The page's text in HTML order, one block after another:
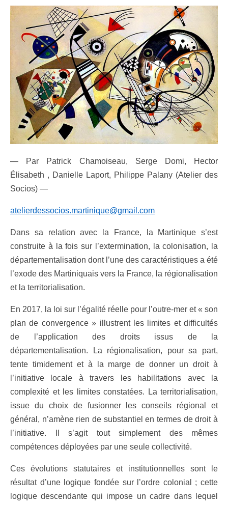
— Par Patrick Chamoiseau, Serge Domi, Hector
Élisabeth , Danielle Laport, Philippe Palany (Atelier des
Socios) —
atelierdessocios.martinique@gmail.com
Dans sa relation avec la France, la Martinique s’est
construite à la fois sur l’extermination, la colonisation, la
départementalisation dont l’une des caractéristiques a été
l’exode des Martiniquais vers la France, la régionalisation
et la territorialisation.
En 2017, la loi sur l’égalité réelle pour l’outre-mer et « son
plan de convergence » illustrent les limites et difficultés
de l’application des droits issus de la
départementalisation. La régionalisation, pour sa part,
tente timidement et à la marge de donner un droit à
l’initiative locale à travers les habilitations avec la
complexité et les limites constatées. La territorialisation,
issue du choix de fusionner les conseils régional et
général, n’amène rien de substantiel en termes de droit à
l’initiative. Il s’agit tout simplement des mêmes
compétences déployées par une seule collectivité.
Ces évolutions statutaires et institutionnelles sont le
résultat d’une logique fondée sur l’ordre colonial ; cette
logique descendante qui impose un cadre dans lequel